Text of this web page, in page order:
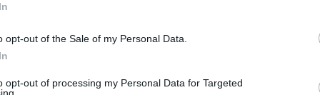
opt-out of the Sale of my Personal Data.
opt-out of processing my Personal Data for Targeted
Kuprines pasvėrę specialistai įspėja apie